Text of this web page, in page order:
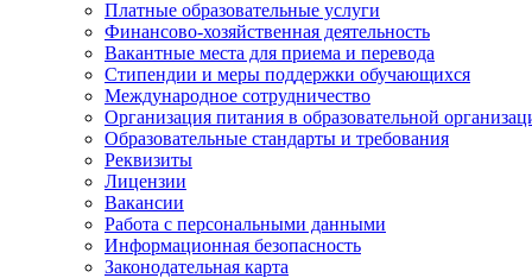
Платные образовательные услуги
Финансово-хозяйственная деятельность
Вакантные места для приема и перевода
Стипендии и меры поддержки обучающихся
Международное сотрудничество
Организация питания в образовательной
Образовательные стандарты и требования
Реквизиты
Лицензии
Вакансии
Работа с персональными данными
Информационная безопасность
Законодательная карта